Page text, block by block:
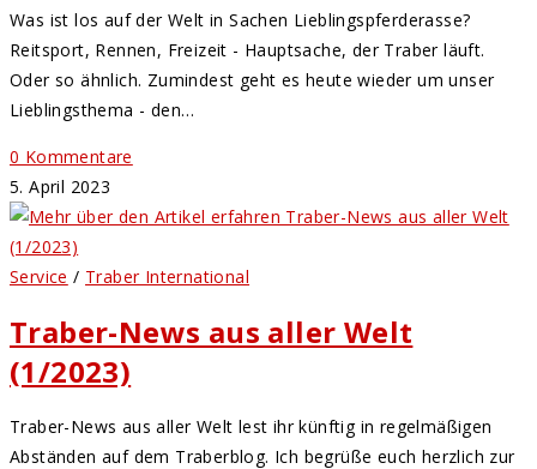
Was ist los auf der Welt in Sachen Lieblingspferderasse?
Reitsport, Rennen, Freizeit - Hauptsache, der Traber läuft.
Oder so ähnlich. Zumindest geht es heute wieder um unser
Lieblingsthema - den…
0 Kommentare
5. April 2023
Service / Traber International
Traber-News aus aller Welt
(1/2023)
Traber-News aus aller Welt lest ihr künftig in regelmäßigen
Abständen auf dem Traberblog. Ich begrüße euch herzlich zur